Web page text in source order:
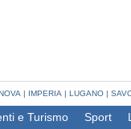
| IMPERIA | LUGANO |
e Turismo Sport